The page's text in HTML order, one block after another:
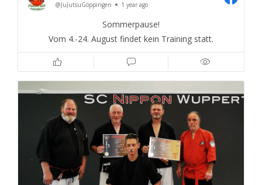
@JuJutsuGöppingen 1 year ago
Sommerpause!
Vom 4.-24. August findet kein Training statt.